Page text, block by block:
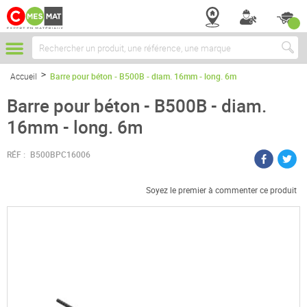
Chercher
Accueil Barre pour béton - B500B - diam. 16mm - long. 6m
Barre pour béton - B500B - diam.
16mm - long. 6m
RÉF : B500BPC16006
Soyez le premier à commenter ce produit
Passer